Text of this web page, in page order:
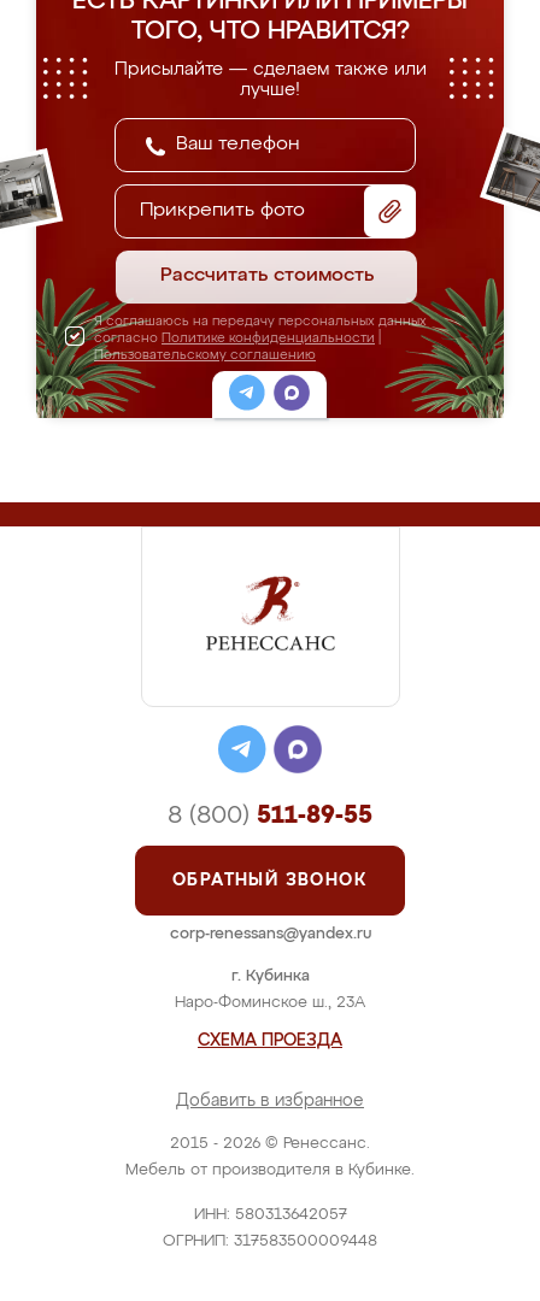
ТОГО, ЧТО НРАВИТСЯ?
Присылайте — сделаем также или
лучше!
Прикрепить фото
Рассчитать стоимость
Я соглашаюсь на передачу персональных данных
согласно Политике конфиденциальности
Пользовательскому соглашению
2015 - 2026 © Ренессанс.
Мебель от производителя в Кубинке.
ИНН: 580313642057
ОГРНИП: 317583500009448
г. Кубинка
Наро-Фоминское ш., 23А
СХЕМА ПРОЕЗДА
Добавить в избранное
8 (800) 511-89-55
ОБРАТНЫЙ ЗВОНОК
corp-renessans@yandex.ru